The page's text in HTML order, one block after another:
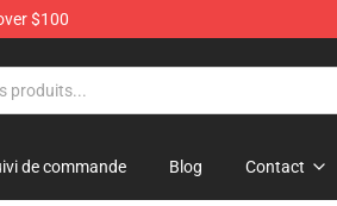
$100
de commande Blog Contact